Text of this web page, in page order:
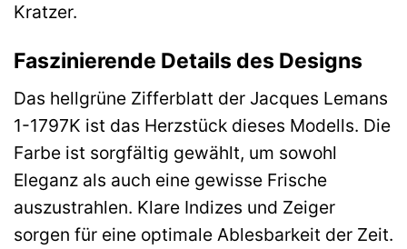
Kratzer.
Faszinierende Details des Designs
Das hellgrüne Zifferblatt der Jacques Lemans
1-1797K ist das Herzstück dieses Modells. Die
Farbe ist sorgfältig gewählt, um sowohl
Eleganz als auch eine gewisse Frische
auszustrahlen. Klare Indizes und Zeiger
sorgen für eine optimale Ablesbarkeit der Zeit.